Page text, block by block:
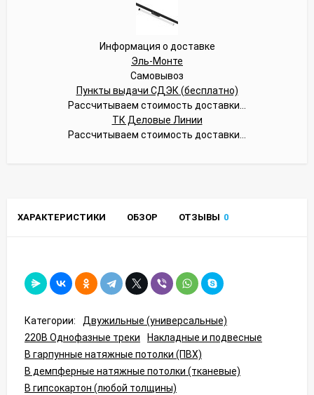
Информация о доставке
Эль-Монте
Самовывоз
Пункты выдачи СДЭК (бесплатно)
Рассчитываем стоимость доставки...
ТК Деловые Линии
Рассчитываем стоимость доставки...
ХАРАКТЕРИСТИКИ ОБЗОР ОТЗЫВЫ 0
Категории:
Двужильные (универсальные)
220В Однофазные треки
Накладные и подвесные
В гарпунные натяжные потолки (ПВХ)
В демпферные натяжные потолки (тканевые)
В гипсокартон (любой толщины)